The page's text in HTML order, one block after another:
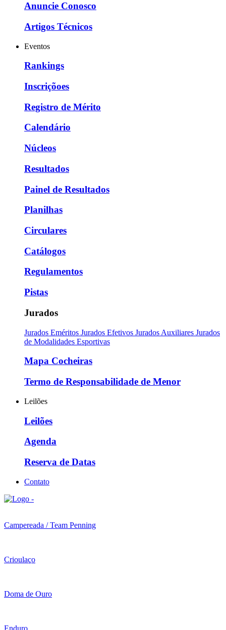
Anuncie Conosco
Artigos Técnicos
Eventos
Rankings
Inscriçõoes
Registro de Mérito
Calendário
Núcleos
Resultados
Painel de Resultados
Planilhas
Circulares
Catálogos
Regulamentos
Pistas
Jurados
Jurados Eméritos Jurados Efetivos Jurados Auxiliares Jurados
de Modalidades Esportivas
Mapa Cocheiras
Termo de Responsabilidade de Menor
Leilões
Leilões
Agenda
Reserva de Datas
Contato
Campereada / Team Penning
Crioulaço
Doma de Ouro
Enduro